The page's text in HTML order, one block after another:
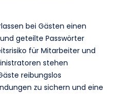
bei Gästen einen
geteilte Passwörter
für Mitarbeiter und
stehen
reibungslos
zu sichern und eine